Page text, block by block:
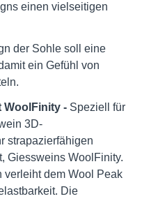
einen vielseitigen
der Sohle soll eine
ein Gefühl von
WoolFinity - Speziell für
3D-
strapazierfähigen
Giessweins WoolFinity.
verleiht dem Wool Peak
Die